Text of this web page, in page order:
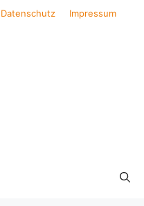
Datenschutz Impressum